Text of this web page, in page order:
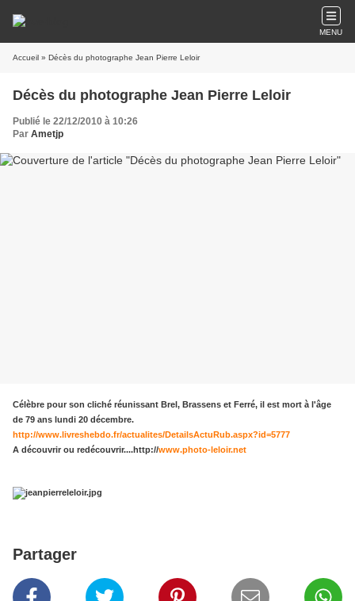
MENU
Accueil » Décès du photographe Jean Pierre Leloir
Décès du photographe Jean Pierre Leloir
Publié le 22/12/2010 à 10:26
Par Ametjp
Célèbre pour son cliché réunissant Brel, Brassens et Ferré, il est mort à l'âge
de 79 ans lundi 20 décembre.
http://www.livreshebdo.fr/actualites/DetailsActuRub.aspx?id=5777
A découvrir ou redécouvrir....http://www.photo-leloir.net
Partager